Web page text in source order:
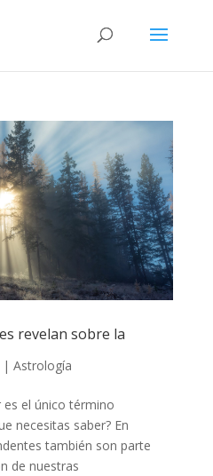
revelan sobre la
| Astrología
es el único término
necesitas saber? En
también son parte
de nuestras